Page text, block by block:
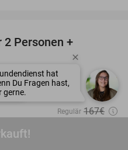
2 Personen +
9.1star
Regulär 167€
close